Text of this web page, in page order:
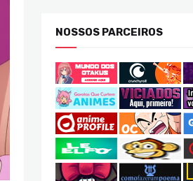
NOSSOS PARCEIROS